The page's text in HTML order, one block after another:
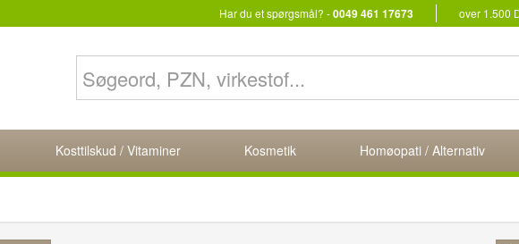
Har du et spørgsmål? -0049 461 17673 over 1.500
Kosttilskud / Vitaminer Kosmetik Homøopati / Alternativ